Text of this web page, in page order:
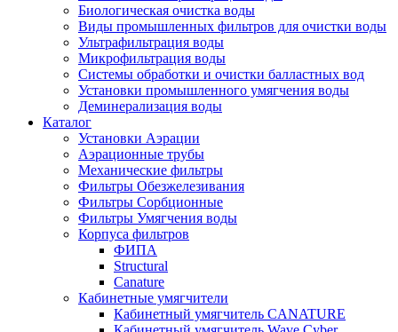
Биологическая очистка воды
Виды промышленных фильтров для очистки воды
Ультрафильтрация воды
Микрофильтрация воды
Системы обработки и очистки балластных вод
Установки промышленного умягчения воды
Деминерализация воды
Каталог
Установки Аэрации
Аэрационные трубы
Механические фильтры
Фильтры Обезжелезивания
Фильтры Сорбционные
Фильтры Умягчения воды
Корпуса фильтров
ФИПА
Structural
Canature
Кабинетные умягчители
Кабинетный умягчитель CANATURE